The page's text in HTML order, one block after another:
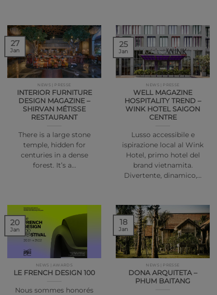
NEWS | PRESSE
INTERIOR FURNITURE
DESIGN MAGAZINE –
SHIRVAN MÉTISSE
RESTAURANT
There is a large stone
temple, hidden for
centuries in a dense
forest. It’s a…
27
Jan
NEWS | PRESSE
WELL MAGAZINE
HOSPITALITY TREND –
WINK HOTEL SAIGON
CENTRE
Lusso accessibile e
ispirazione local al Wink
Hotel, primo hotel del
brand vietnamita.
Divertente, dinamico,…
25
Jan
NEWS | AWARDS
LE FRENCH DESIGN 100
Nous sommes honorés
20
Jan
NEWS | PRESSE
DONA ARQUITETA –
PHUM BAITANG
18
Jan